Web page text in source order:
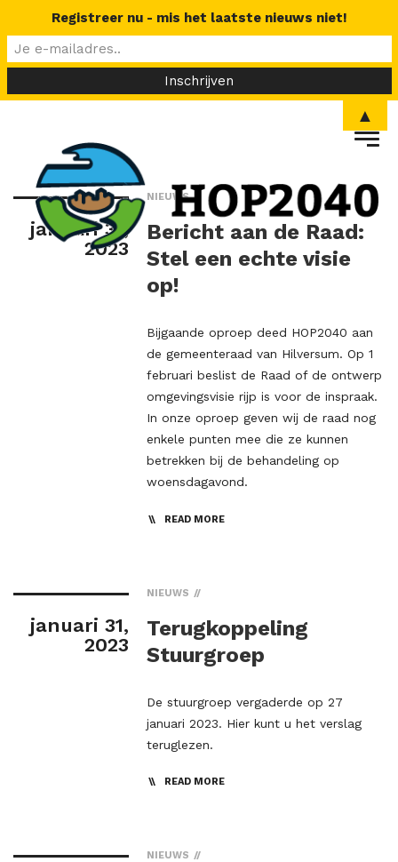
januari 31,
2023
NIEUWS
Bericht aan de Raad:
Stel een echte visie
op!
Bijgaande oproep deed HOP2040 aan
de gemeenteraad van Hilversum. Op 1
februari beslist de Raad of de ontwerp
omgevingsvisie rijp is voor de inspraak.
In onze oproep geven wij de raad nog
enkele punten mee die ze kunnen
betrekken bij de behandeling op
woensdagavond.
READ MORE
januari 31,
2023
NIEUWS
Terugkoppeling
Stuurgroep
De stuurgroep vergaderde op 27
januari 2023. Hier kunt u het verslag
teruglezen.
READ MORE
NIEUWS
Registreer nu - mis het laatste nieuws niet!
▲